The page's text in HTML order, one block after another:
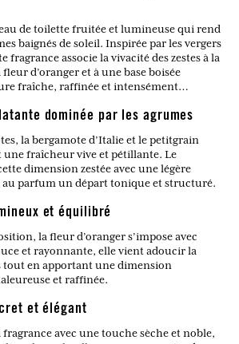
de toilette fruitée et lumineuse qui rend
baignés de soleil. Inspirée par les vergers
fragrance associe la vivacité des zestes à la
d’oranger et à une base boisée
fraîche, raffinée et intensément
dominée par les agrumes
la bergamote d’Italie et le petitgrain
fraîcheur vive et pétillante. Le
dimension zestée avec une légère
parfum un départ tonique et structuré.
et équilibré
la fleur d’oranger s’impose avec
et rayonnante, elle vient adoucir la
tout en apportant une dimension
et raffinée.
et élégant
avec une touche sèche et noble,